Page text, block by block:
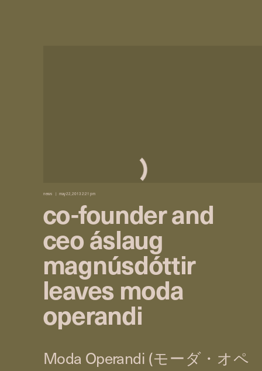
news may 22, 2013 2:21 pm
co-founder and
ceo áslaug
magnúsdóttir
leaves moda
operandi